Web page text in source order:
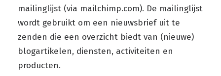
mailinglijst (via mailchimp.com). De mailinglijst
wordt gebruikt om een nieuwsbrief uit te
zenden die een overzicht biedt van (nieuwe)
blogartikelen, diensten, activiteiten en
producten.